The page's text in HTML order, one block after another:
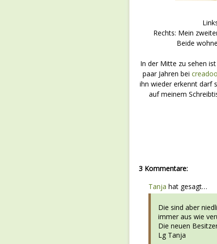
Rechts: Mein
Beide
In der Mitte zu sehen
paar Jahren bei creadoo
ihn wieder erkennt darf
auf meinem
3 Kommentare:
Tanja hat gesagt…
Die sind aber
immer aus wie
Die neuen
Lg Tanja